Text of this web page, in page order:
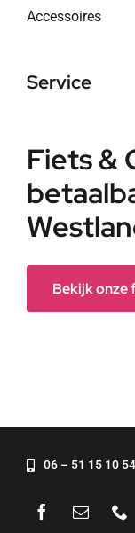
Accessoires
Service
Fiets &
Bekijk onze
06 – 51 15 10 54